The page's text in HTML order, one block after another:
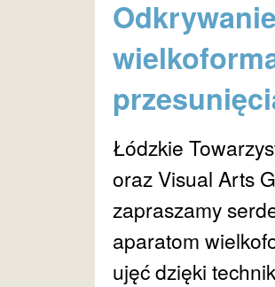
Łódzkie
oraz Visual Arts
zapraszamy
aparatom
ujęć dzięki